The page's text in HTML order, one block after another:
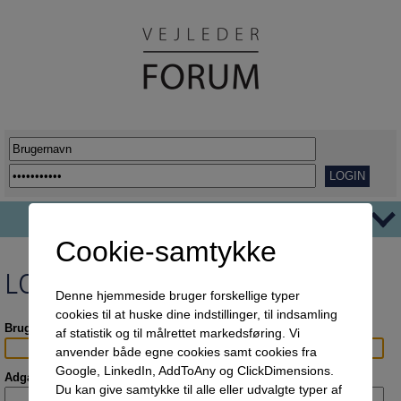
TEMAER
Ordblindhed
Overgange
Her går det godt
Udflytning af uddannelser
AFVEJE
REPORTAGER
VIDENSDELING
KORT OG GODT
LOGIN
Brugernavn:
Adgangskode:
Cookie-samtykke
Denne hjemmeside bruger forskellige typer
cookies til at huske dine indstillinger, til indsamling
af statistik og til målrettet markedsføring. Vi
anvender både egne cookies samt cookies fra
Google, LinkedIn, AddToAny og ClickDimensions.
Du kan give samtykke til alle eller udvalgte typer af